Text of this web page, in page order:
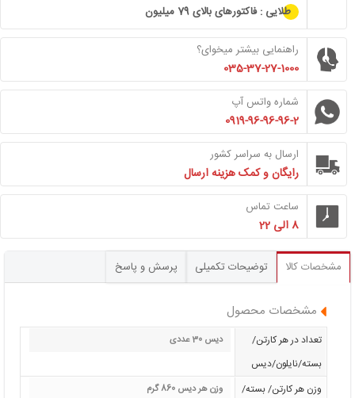
طلایی : فاکتورهای بالای 79 میلیون
راهنمایی بیشتر میخوای؟
035-37-27-1000
شماره واتس آپ
0919-96-96-96-2
ارسال به سراسر کشور
رایگان و کمک هزینه ارسال
ساعت تماس
8 الی 22
مشخصات کالا توضیحات تکمیلی پرسش و پاسخ
مشخصات محصول
تعداد در هر کارتن/
بسته/نایلون/دیس
دیس 30 عددی
وزن هر کارتن/ بسته/
وزن هر دیس 860 گرم